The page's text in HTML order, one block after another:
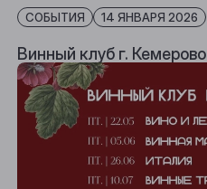
СОБЫТИЯ 14 ЯНВАРЯ 2026
Винный клуб г. Кемерово